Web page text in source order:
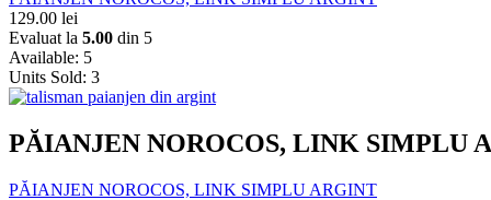
129.00 lei
Evaluat la 5.00 din 5
Available: 5
Units Sold: 3
PĂIANJEN NOROCOS, LINK SIMPLU
PĂIANJEN NOROCOS, LINK SIMPLU ARGINT